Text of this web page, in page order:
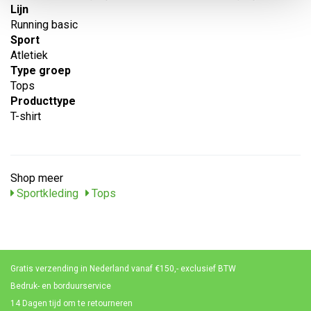
Lijn
Running basic
Sport
Atletiek
Type groep
Tops
Producttype
T-shirt
Shop meer
Sportkleding
Tops
Gratis verzending in Nederland vanaf €150,- exclusief BTW
Bedruk- en borduurservice
14 Dagen tijd om te retourneren